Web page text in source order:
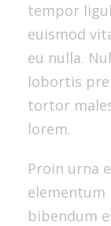
tempor
euismod
eu nulla.
lobortis
tortor
lorem.
Proin urna
elementum
bibendum